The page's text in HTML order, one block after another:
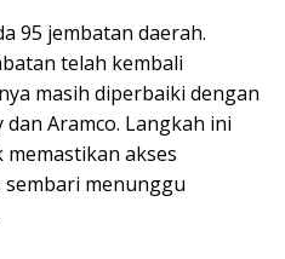
95 jembatan daerah.
telah kembali
masih diperbaiki dengan
Aramco. Langkah ini
akses
menunggu